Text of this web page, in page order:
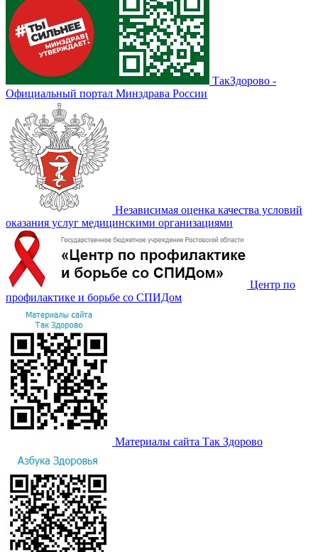
ТакЗдорово -
Официальный портал Минздрава России
Независимая оценка качества условий
оказания услуг медицинскими организациями
Центр по
профилактике и борьбе со СПИДом
Материалы сайта Так Здорово